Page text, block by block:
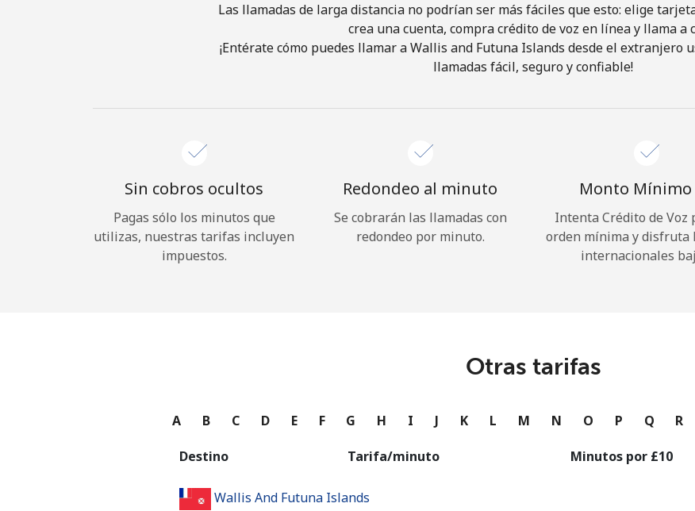
¡Hola!
Continuar con
Las llamadas de larga distancia no podrían ser más fáciles que esto: elige
crea una cuenta, compra crédito de voz en línea y llama a
¡Entérate cómo puedes llamar a Wallis and Futuna Islands desde el extranjero
llamadas fácil, seguro y confiable!
Sin cobros ocultos
Pagas sólo los minutos que
utilizas, nuestras tarifas incluyen
impuestos.
Redondeo al minuto
Se cobrarán las llamadas con
redondeo por minuto.
Monto Mínimo
Intenta Crédito de Voz
orden mínima y disfruta
internacionales
Otras tarifas
A B C D E F G H I J K L M N O P Q R
Destino Tarifa/minuto Minutos por ⁦£10⁩
Wallis And Futuna Islands